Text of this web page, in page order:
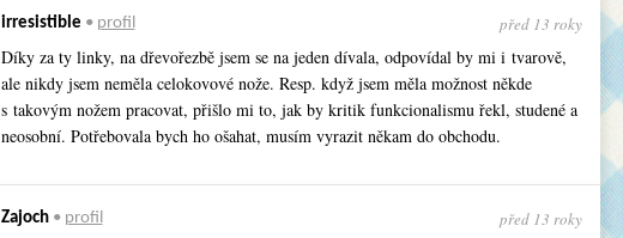
irresistible • profil před 13 roky
Díky za ty linky, na dřevořezbě jsem se na jeden dívala, odpovídal by mi i tvarově,
ale nikdy jsem neměla celokovové nože. Resp. když jsem měla možnost někde
s takovým nožem pracovat, přišlo mi to, jak by kritik funkcionalismu řekl, studené a
neosobní. Potřebovala bych ho ošahat, musím vyrazit někam do obchodu.
Zajoch• profil před 13 roky